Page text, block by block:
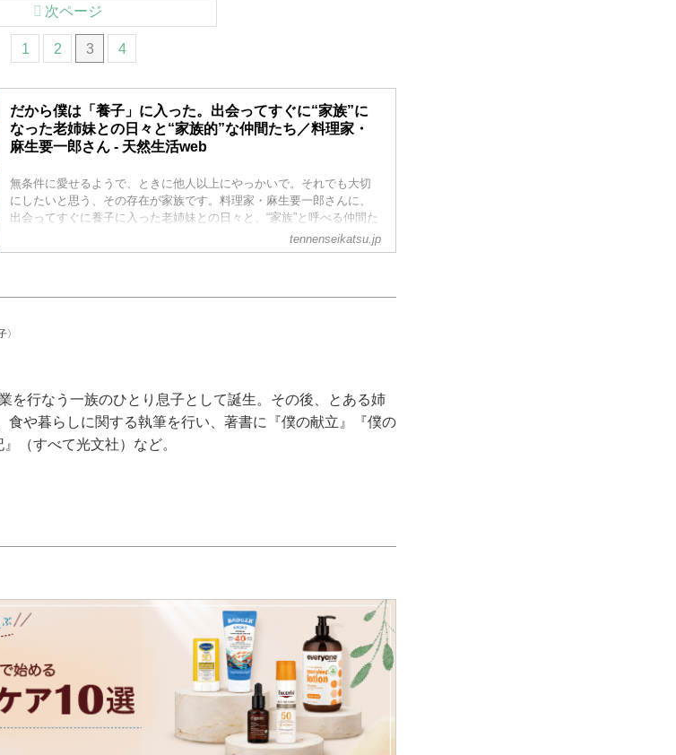
1 2 3 4
次ページ
だから僕は「養子」に入った。出会ってすぐに“家族”に
なった老姉妹との日々と“家族的”な仲間たち／料理家・
麻生要一郎さん - 天然生活web
無条件に愛せるようで、ときに他人以上にやっかいで。それでも大切
にしたいと思う、その存在が家族です。料理家・麻生要一郎さんに、
出会ってすぐに養子に入った老姉妹との日々と、“家族”と呼べる仲間た
ちについて聞きました。 （『天然生活』2024年9月号掲載）tennenseikatsu.jp
〉
を行なう一族のひとり息子として誕生。その後、とある姉
食や暮らしに関する執筆を行い、著書に『僕の献立』『僕の
（すべて光文社）など。